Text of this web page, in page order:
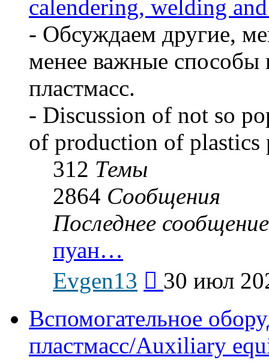
calendering, welding
- Обсуждаем другие,
менее важные способы
пластмасс.
- Discussion of not so
of production of plastics
312 Темы
2864 Сообщения
Последнее сообщение
пуан…
Evgen13
последнему
30 июл
Вспомогательное
пластмасс/Auxiliary